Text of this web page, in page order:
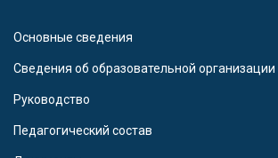
Основные сведения
Сведения об образовательной организации
Руководство
Педагогический состав